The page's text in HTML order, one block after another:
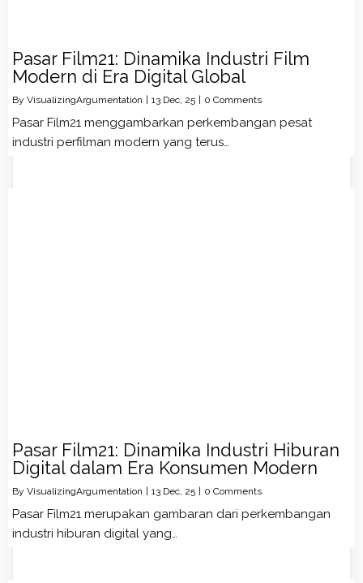
Pasar Film21: Dinamika Industri Film
Modern di Era Digital Global
By VisualizingArgumentation | 13 Dec, 25 | 0 Comments
Pasar Film21 menggambarkan perkembangan pesat
industri perfilman modern yang terus…
Pasar Film21: Dinamika Industri Hiburan
Digital dalam Era Konsumen Modern
By VisualizingArgumentation 13 Dec, 25 0 Comments
Pasar Film21 merupakan gambaran dari perkembangan
industri hiburan digital yang…